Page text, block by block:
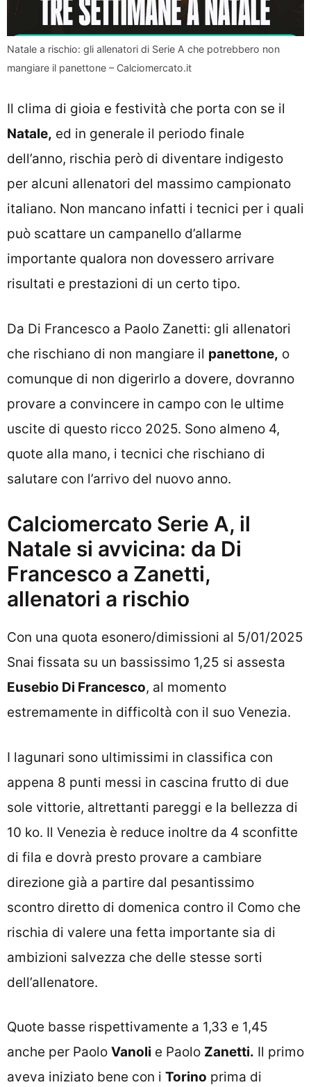
Natale a rischio: gli allenatori di Serie A che potrebbero non
mangiare il panettone – Calciomercato.it
Il clima di gioia e festività che porta con se il
Natale, ed in generale il periodo finale
dell’anno, rischia però di diventare indigesto
per alcuni allenatori del massimo campionato
italiano. Non mancano infatti i tecnici per i quali
può scattare un campanello d’allarme
importante qualora non dovessero arrivare
risultati e prestazioni di un certo tipo.
Da Di Francesco a Paolo Zanetti: gli allenatori
che rischiano di non mangiare il panettone, o
comunque di non digerirlo a dovere, dovranno
provare a convincere in campo con le ultime
uscite di questo ricco 2025. Sono almeno 4,
quote alla mano, i tecnici che rischiano di
salutare con l’arrivo del nuovo anno.
Calciomercato Serie A, il
Natale si avvicina: da Di
Francesco a Zanetti,
allenatori a rischio
Con una quota esonero/dimissioni al 5/01/2025
Snai fissata su un bassissimo 1,25 si assesta
Eusebio Di Francesco, al momento
estremamente in difficoltà con il suo Venezia.
I lagunari sono ultimissimi in classifica con
appena 8 punti messi in cascina frutto di due
sole vittorie, altrettanti pareggi e la bellezza di
10 ko. Il Venezia è reduce inoltre da 4 sconfitte
di fila e dovrà presto provare a cambiare
direzione già a partire dal pesantissimo
scontro diretto di domenica contro il Como che
rischia di valere una fetta importante sia di
ambizioni salvezza che delle stesse sorti
dell’allenatore.
Quote basse rispettivamente a 1,33 e 1,45
anche per Paolo Vanoli e Paolo Zanetti. Il primo
aveva iniziato bene con i Torino prima di